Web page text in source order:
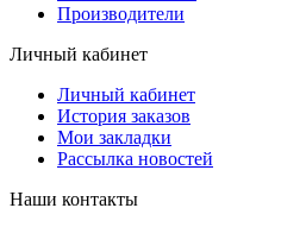
Производители
Личный кабинет
Личный кабинет
История заказов
Мои закладки
Рассылка новостей
Наши контакты